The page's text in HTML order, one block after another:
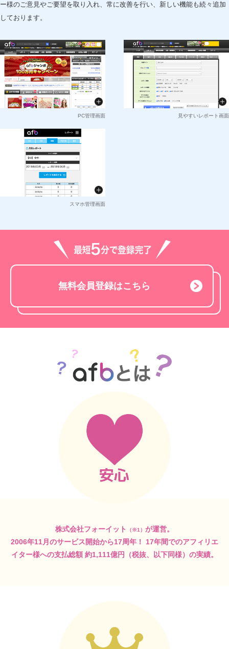
ー様のご意見やご要望を取り入れ、常に改善を行い、新しい機能も続々追加
しております。
PC管理画面 見やすいレポート画面
スマホ管理画面
無料会員登録はこちら
株式会社フォーイット （※1） が運営。
2006年11月のサービス開始から17周年！
17年間でのアフィリエ
イター様への支払総額 約1,111億円（税抜、以下同様）の実績。